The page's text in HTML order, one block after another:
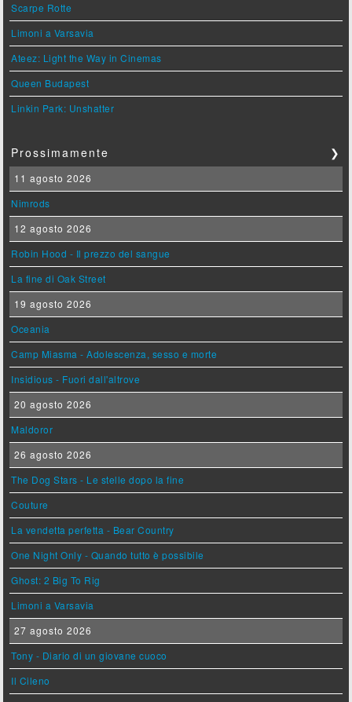
Scarpe Rotte
Limoni a Varsavia
Ateez: Light the Way in Cinemas
Queen Budapest
Linkin Park: Unshatter
Prossimamente ❯
11 agosto 2026
Nimrods
12 agosto 2026
Robin Hood - Il prezzo del sangue
La fine di Oak Street
19 agosto 2026
Oceania
Camp Miasma - Adolescenza, sesso e morte
Insidious - Fuori dall'altrove
20 agosto 2026
Maldoror
26 agosto 2026
The Dog Stars - Le stelle dopo la fine
Couture
La vendetta perfetta - Bear Country
One Night Only - Quando tutto è possibile
Ghost: 2 Big To Rig
Limoni a Varsavia
27 agosto 2026
Tony - Diario di un giovane cuoco
Il Cileno